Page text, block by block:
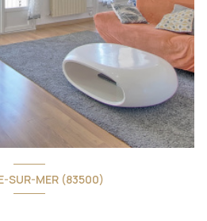
SUR-MER (83500)